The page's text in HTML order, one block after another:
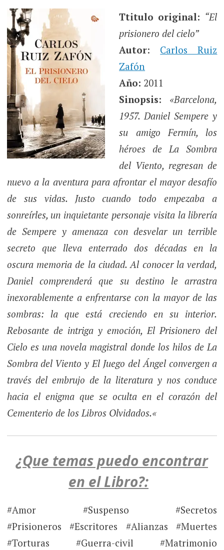
Ttitulo original: “El
prisionero del cielo”
Autor: Carlos Ruiz
Zafón
Año: 2011
Sinopsis: «Barcelona,
1957. Daniel Sempere y
su amigo Fermín, los
héroes de La Sombra
del Viento, regresan de
nuevo a la aventura para afrontar el mayor desafío
de sus vidas. Justo cuando todo empezaba a
sonreírles, un inquietante personaje visita la librería
de Sempere y amenaza con desvelar un terrible
secreto que lleva enterrado dos décadas en la
oscura memoria de la ciudad. Al conocer la verdad,
Daniel comprenderá que su destino le arrastra
inexorablemente a enfrentarse con la mayor de las
sombras: la que está creciendo en su interior.
Rebosante de intriga y emoción, El Prisionero del
Cielo es una novela magistral donde los hilos de La
Sombra del Viento y El Juego del Ángel convergen a
través del embrujo de la literatura y nos conduce
hacia el enigma que se oculta en el corazón del
Cementerio de los Libros Olvidados.«
¿Que temas puedo encontrar
en el Libro?:
#Amor #Suspenso #Secretos
#Prisioneros #Escritores #Alianzas #Muertes
#Torturas #Guerra-civil #Matrimonio